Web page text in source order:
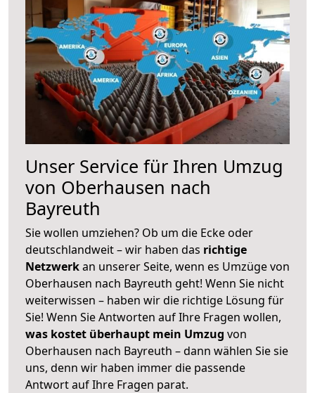
Unser Service für Ihren Umzug
von Oberhausen nach
Bayreuth
Sie wollen umziehen? Ob um die Ecke oder
deutschlandweit – wir haben das richtige
Netzwerkan unserer Seite, wenn es Umzüge von
Oberhausen nach Bayreuth geht! Wenn Sie nicht
weiterwissen – haben wir die richtige Lösung für
Sie! Wenn Sie Antworten auf Ihre Fragen wollen,
was kostet überhaupt mein Umzug von
Oberhausen nach Bayreuth – dann wählen Sie sie
uns, denn wir haben immer die passende
Antwort auf Ihre Fragen parat.